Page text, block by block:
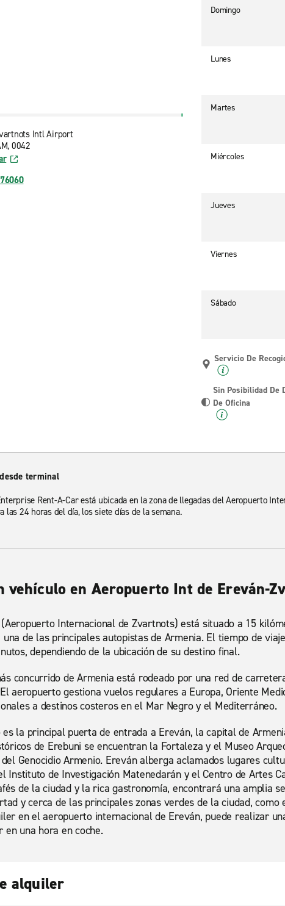
Intl Airport
0042
Domingo
Lunes
Martes
Miércoles
Jueves
Viernes
Sábado
Servicio De
Sin Posibilidad De
De Oficina
terminal
Rent-A-Car está ubicada en la zona de llegadas del Aeropuerto
las 24 horas del día, los siete días de la semana.
vehículo en Aeropuerto Int de Ereván-
Internacional de Zvartnots) está situado a 15
de las principales autopistas de Armenia. El tiempo de
dependiendo de la ubicación de su destino final.
concurrido de Armenia está rodeado por una red de
aeropuerto gestiona vuelos regulares a Europa, Oriente
a destinos costeros en el Mar Negro y el Mediterráneo.
la principal puerta de entrada a Ereván, la capital de
de Erebuni se encuentran la Fortaleza y el Museo
Genocidio Armenio. Ereván alberga aclamados lugares
Instituto de Investigación Matenedarán y el Centro de Artes
de la ciudad y la rica gastronomía, encontrará una amplia
y cerca de las principales zonas verdes de la ciudad,
en el aeropuerto internacional de Ereván, puede realizar
en una hora en coche.
alquiler